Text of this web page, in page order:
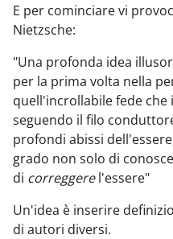
E per cominciare vi
Nietzsche:
"Una profonda idea
per la prima volta nella
quell'incrollabile fede che
seguendo il filo
profondi abissi
grado non solo di
di correggerel'essere"
Un'idea è inserire
di autori diversi.